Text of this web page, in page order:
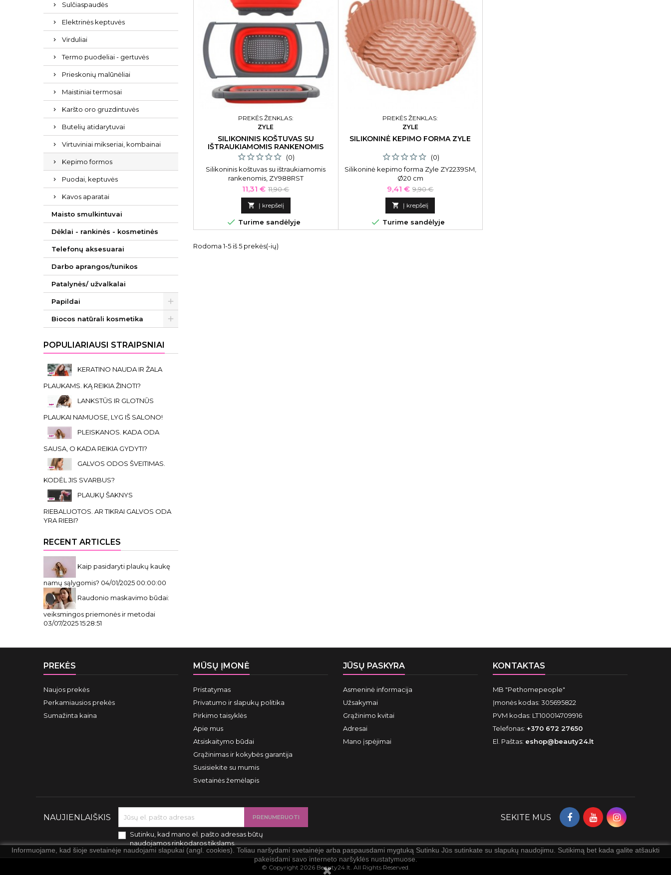
Sulčiaspaudės
Elektrinės keptuvės
Virduliai
Termo puodeliai - gertuvės
Prieskonių malūnėliai
Maistiniai termosai
Karšto oro gruzdintuvės
Butelių atidarytuvai
Virtuviniai mikseriai, kombainai
Kepimo formos
Puodai, keptuvės
Kavos aparatai
Maisto smulkintuvai
Dėklai - rankinės - kosmetinės
Telefonų aksesuarai
Darbo aprangos/tunikos
Patalynės/ užvalkalai
Papildai
Biocos natūrali kosmetika
POPULIARIAUSI STRAIPSNIAI
KERATINO NAUDA IR ŽALA
PLAUKAMS. KĄ REIKIA ŽINOTI?
LANKSTŪS IR GLOTNŪS
PLAUKAI NAMUOSE, LYG IŠ SALONO!
PLEISKANOS. KADA ODA
SAUSA, O KADA REIKIA GYDYTI?
GALVOS ODOS ŠVEITIMAS.
KODĖL JIS SVARBUS?
PLAUKŲ ŠAKNYS
RIEBALUOTOS. AR TIKRAI GALVOS ODA
YRA RIEBI?
RECENT ARTICLES
Kaip pasidaryti plaukų kaukę
namų sąlygomis? 04/01/2025 00:00:00
Raudonio maskavimo būdai:
veiksmingos priemonės ir metodai
03/07/2025 15:28:51
PREKĖS ŽENKLAS:
ZYLE
SILIKONINIS KOŠTUVAS SU
IŠTRAUKIAMOMIS RANKENOMIS
RAUDONAS(0)
Silikoninis koštuvas su ištraukiamomis
rankenomis, ZY988RST
Kaina
11,31 € Bazinė
kaina
11,90 €
 Į krepšelį
 Turime sandėlyje
PREKĖS ŽENKLAS:
ZYLE
SILIKONINĖ KEPIMO FORMA ZYLE
(0)
Silikoninė kepimo forma Zyle ZY2239SM,
Ø20 cm
Kaina
9,41 € Bazinė
kaina
9,90 €
 Į krepšelį
 Turime sandėlyje
Rodoma 1-5 iš 5 prekės(-ių)
PREKĖS
Naujos prekės
Perkamiausios prekės
Sumažinta kaina
MŪSŲ ĮMONĖ
Pristatymas
Privatumo ir slapukų politika
Pirkimo taisyklės
Apie mus
Atsiskaitymo būdai
Grąžinimas ir kokybės garantija
Susisiekite su mumis
Svetainės žemėlapis
JŪSŲ PASKYRA
Asmeninė informacija
Užsakymai
Grąžinimo kvitai
Adresai
Mano įspėjimai
KONTAKTAS
MB "Pethomepeople"
Įmonės kodas: 305695822
PVM kodas: LT100014709916
Telefonas: +370 672 27650
El. Paštas: eshop@beauty24.lt
Informuojame, kad šioje svetainėje naudojami slapukai (angl. cookies). Toliau naršydami svetainėje arba paspausdami mygtuką Sutinku Jūs sutinkate su slapukų naudojimu. Sutikimą bet kada galite atšaukti
pakeisdami savo interneto naršyklės nustatymuose.
NAUJIENLAIŠKIS
Sutinku, kad mano el. pašto adresas būtų
naudojamos rinkodaros tikslams.
SEKITE MUS
© Copyright 2026 Beauty24.lt. All Rights Reserved.